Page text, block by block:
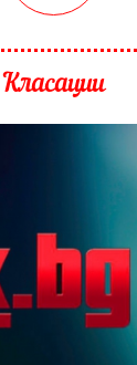
Класации